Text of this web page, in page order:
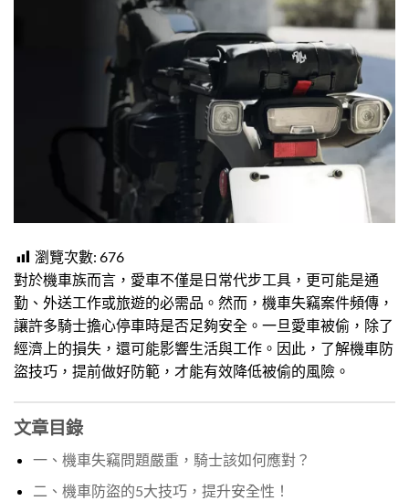
瀏覽次數: 676
對於機車族而言，愛車不僅是日常代步工具，更可能是通
勤、外送工作或旅遊的必需品。然而，機車失竊案件頻傳，
讓許多騎士擔心停車時是否足夠安全。一旦愛車被偷，除了
經濟上的損失，還可能影響生活與工作。因此，了解機車防
盜技巧，提前做好防範，才能有效降低被偷的風險。
文章目錄
一、機車失竊問題嚴重，騎士該如何應對？
二、機車防盜的5大技巧，提升安全性！